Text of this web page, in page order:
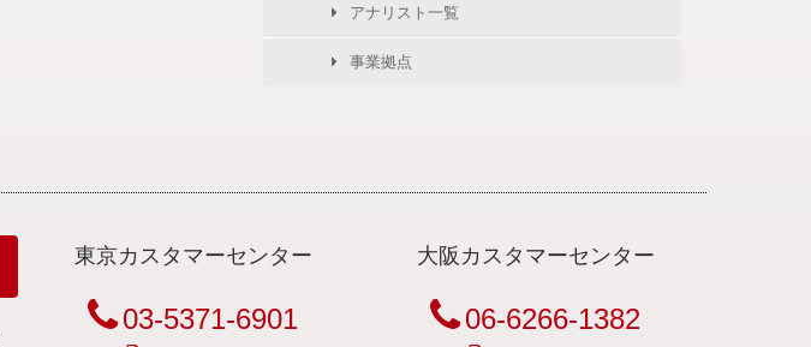
アナリスト一覧
事業拠点
東京カスタマーセンター
03-5371-6901
大阪カスタマーセンター
06-6266-1382